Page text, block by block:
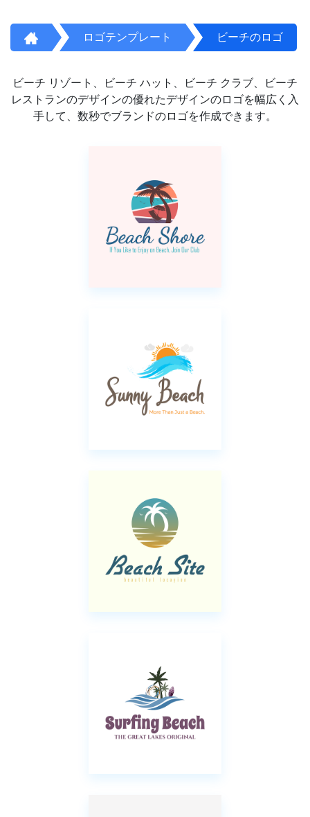
ロゴテンプレート ビーチのロゴ
ビーチ リゾート、ビーチ ハット、ビーチ クラブ、ビーチ
レストランのデザインの優れたデザインのロゴを幅広く入
手して、数秒でブランドのロゴを作成できます。